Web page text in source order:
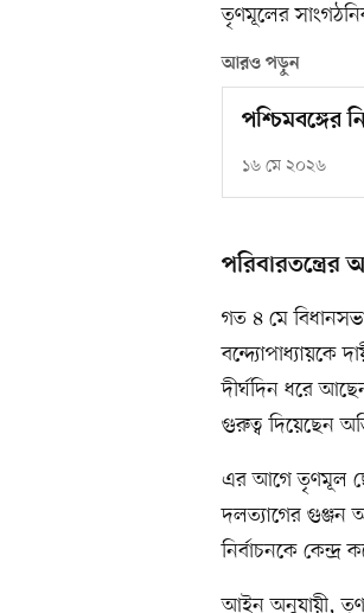
তৃণমূলের
আরও পড়ুন
পশ্চিমবঙ্গের
১৬ মে ২০২৬
পরিবারতন্ত্রের
গত ৪ মে
বন্দ্যোপাধ্যায়কে
দীর্ঘদিন ধরে
গুরুত্ব দিয়েছেন
এর আগে তৃণমূল
দলত্যাগের গুঞ্জন
নির্বাচনকে কেন্দ্র
আইন অনুযায়ী,